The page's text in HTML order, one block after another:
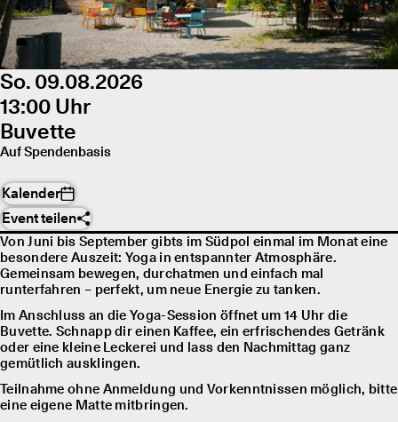
So. 09.08.2026
13:00 Uhr
Buvette
Auf Spendenbasis
Kalender
Event teilen
Von Juni bis September gibts im Südpol einmal im Monat eine
besondere Auszeit: Yoga in entspannter Atmosphäre.
Gemeinsam bewegen, durchatmen und einfach mal
runterfahren – perfekt, um neue Energie zu tanken.
Im Anschluss an die Yoga-Session öffnet um 14 Uhr die
Buvette. Schnapp dir einen Kaffee, ein erfrischendes Getränk
oder eine kleine Leckerei und lass den Nachmittag ganz
gemütlich ausklingen.
Teilnahme ohne Anmeldung und Vorkenntnissen möglich, bitte
eine eigene Matte mitbringen.